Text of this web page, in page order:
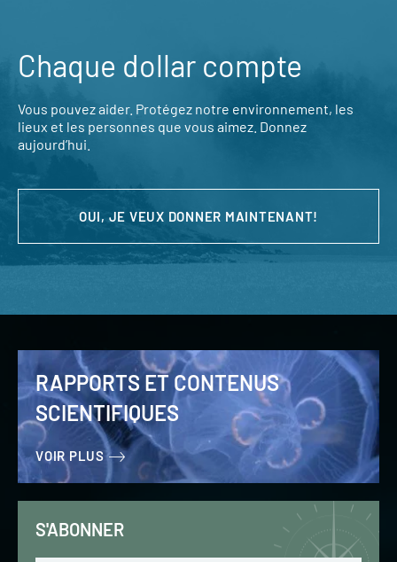
Chaque dollar compte
Vous pouvez aider. Protégez notre environnement, les
lieux et les personnes que vous aimez. Donnez
aujourd’hui.
OUI, JE VEUX DONNER MAINTENANT!
RAPPORTS ET CONTENUS
SCIENTIFIQUES
VOIR PLUS
S'ABONNER